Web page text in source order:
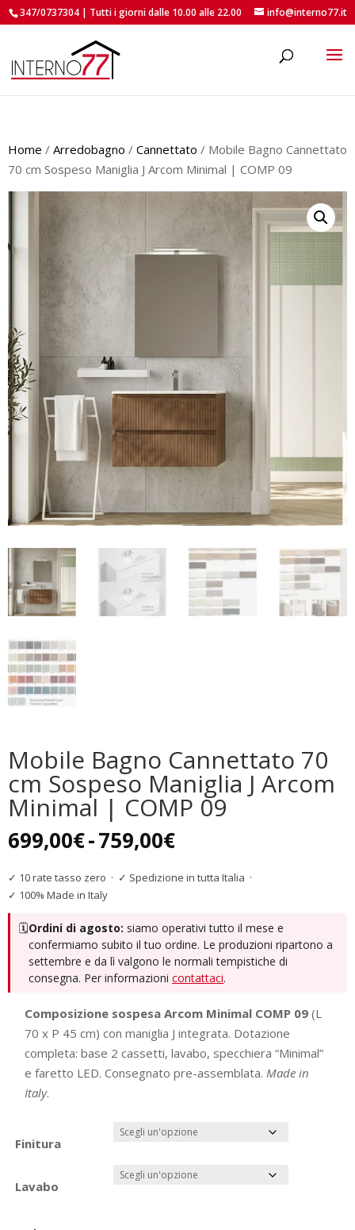
347/0737304 | Tutti i giorni dalle 10.00 alle 22.00 info@interno77.it
Home / Arredobagno / Cannettato / Mobile Bagno Cannettato
70 cm Sospeso Maniglia J Arcom Minimal | COMP 09
Mobile Bagno Cannettato 70
cm Sospeso Maniglia J Arcom
Minimal | COMP 09
699,00€-759,00€Fascia
prezzo:
699,00€
a
759,00€
✓ 10 rate tasso zero · ✓ Spedizione in tutta Italia ·
✓ 100% Made in Italy
🗓️Ordini di agosto: siamo operativi tutto il mese e
confermiamo subito il tuo ordine. Le produzioni ripartono a
settembre e da lì valgono le normali tempistiche di
consegna. Per informazionicontattaci.
Composizione sospesa Arcom Minimal COMP 09 (L
70 x P 45 cm) con maniglia J integrata. Dotazione
completa: base 2 cassetti, lavabo, specchiera “Minimal”
e faretto LED. Consegnato pre-assemblata.Made in
Italy.
Finitura
Lavabo